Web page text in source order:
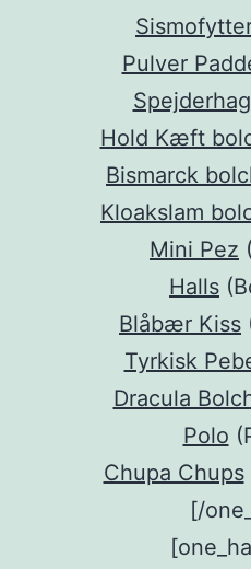
Pulver
Hold Kæft
Bismarck
Kloakslam
Mini Pez
Halls
Blåbær Kiss
Tyrkisk
Dracula
Polo
Chupa Chups
[/